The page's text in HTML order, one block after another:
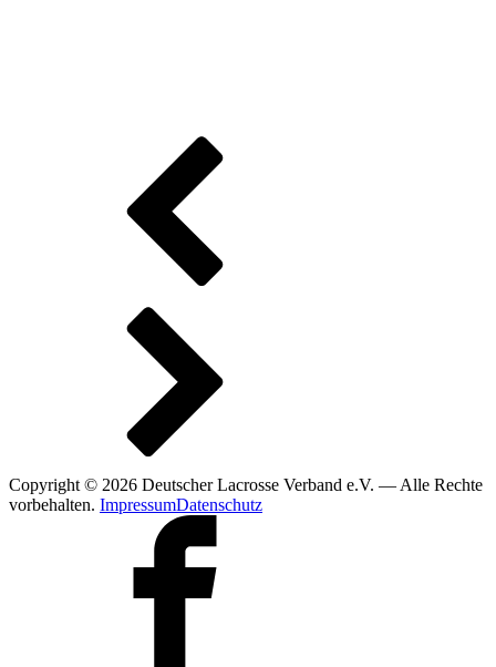
Copyright © 2026 Deutscher Lacrosse Verband e.V. — Alle Rechte
vorbehalten. ImpressumDatenschutz